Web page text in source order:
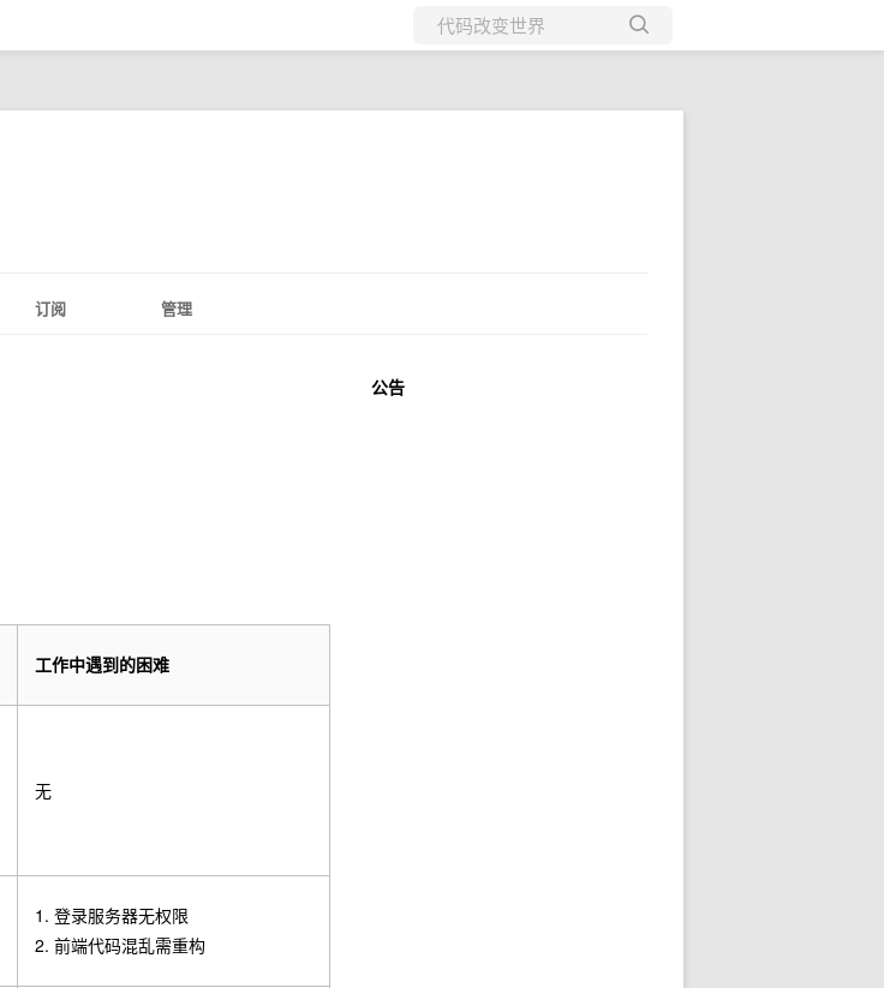
当前博客
订阅 管理
工作中遇到的困难
无
1. 登录服务器无权限
2. 前端代码混乱需重构
公告